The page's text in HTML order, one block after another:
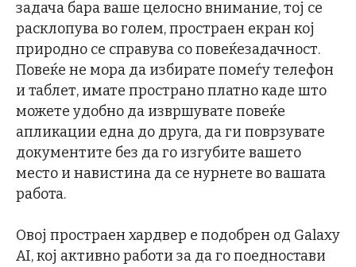
задача бара ваше целосно внимание, тој се
расклопува во голем, простраен екран кој
природно се справува со повеќезадачност.
Повеќе не мора да избирате помеѓу телефон
и таблет, имате пространо платно каде што
можете удобно да извршувате повеќе
апликации една до друга, да ги поврзувате
документите без да го изгубите вашето
место и навистина да се нурнете во вашата
работа.
Овој простраен хардвер е подобрен од Galaxy
AI, кој активно работи за да го поедностави